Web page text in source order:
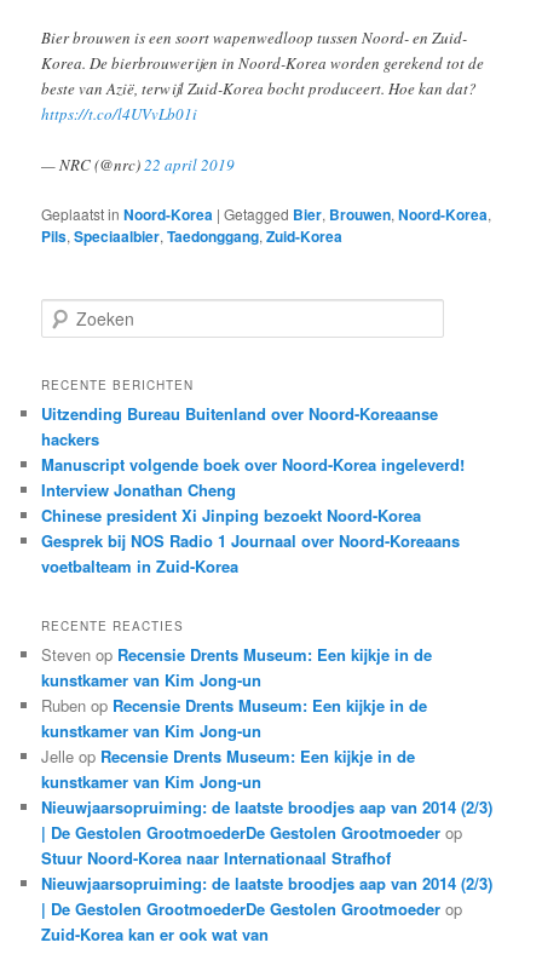
Bier brouwen is een soort wapenwedloop tussen Noord- en Zuid-
Korea. De bierbrouwerijen in Noord-Korea worden gerekend tot de
beste van Azië, terwijl Zuid-Korea bocht produceert. Hoe kan dat?
https://t.co/l4UVvLb01i
— NRC (@nrc)22 april 2019
Geplaatst in Noord-Korea |Getagged Bier, Brouwen,Noord-Korea,
Pils,Speciaalbier,Taedonggang,Zuid-Korea
o
k
n
RECENTE BERICHTEN
Uitzending Bureau Buitenland over Noord-Koreaanse
hackers
Manuscript volgende boek over Noord-Korea ingeleverd!
Interview Jonathan Cheng
Chinese president Xi Jinping bezoekt Noord-Korea
Gesprek bij NOS Radio 1 Journaal over Noord-Koreaans
voetbalteam in Zuid-Korea
RECENTE REACTIES
Steven op Recensie Drents Museum: Een kijkje in de
kunstkamer van Kim Jong-un
Ruben op Recensie Drents Museum: Een kijkje in de
kunstkamer van Kim Jong-un
Jelle op Recensie Drents Museum: Een kijkje in de
kunstkamer van Kim Jong-un
Nieuwjaarsopruiming: de laatste broodjes aap van 2014 (2/3)
| De Gestolen GrootmoederDe Gestolen Grootmoeder op
Stuur Noord-Korea naar Internationaal Strafhof
Nieuwjaarsopruiming: de laatste broodjes aap van 2014 (2/3)
| De Gestolen GrootmoederDe Gestolen Grootmoeder op
Zuid-Korea kan er ook wat van